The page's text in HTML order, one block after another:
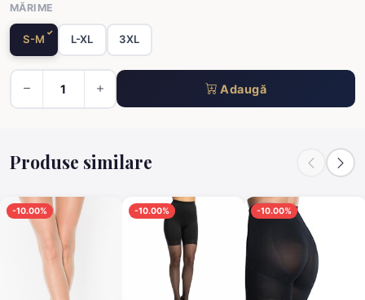
MĂRIME
S-M L-XL 3XL
Adaugă
Produse similare
-10.00% -10.00% -10.00%